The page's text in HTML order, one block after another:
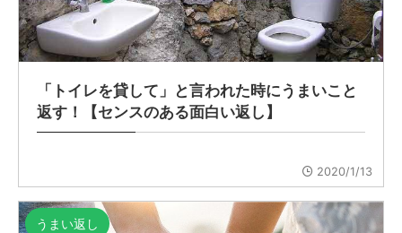
「トイレを貸して」と言われた時にうまいこと
返す！【センスのある面白い返し】
2020/1/13
うまい返し